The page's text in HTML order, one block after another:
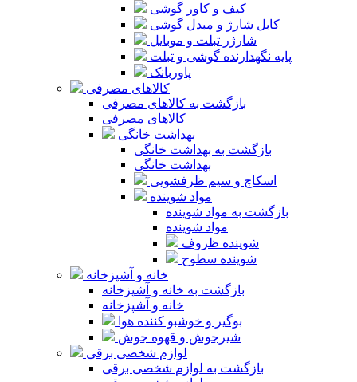
کیف و کاور گوشی
کابل شارژ و مبدل گوشی
شارژر تبلت و موبایل
پایه نگهدارنده گوشی و تبلت
پاوربانک
کالاهای مصرفی
بازگشت به کالاهای مصرفی
کالاهای مصرفی
بهداشت خانگی
بازگشت به بهداشت خانگی
بهداشت خانگی
اسکاچ و سیم ظرفشویی
مواد شوینده
بازگشت به مواد شوینده
مواد شوینده
شوینده ظروف
شوینده سطوح
خانه و آشپزخانه
بازگشت به خانه و آشپزخانه
خانه و آشپزخانه
بوگیر و خوشبو کننده هوا
شیرجوش و قهوه جوش
لوازم شخصی برقی
بازگشت به لوازم شخصی برقی